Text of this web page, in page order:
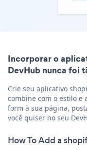
Incorporar o
DevHub nunca foi
Crie seu aplicativo
combine com o estilo e
form à sua página,
você quiser no seu
How To Add a